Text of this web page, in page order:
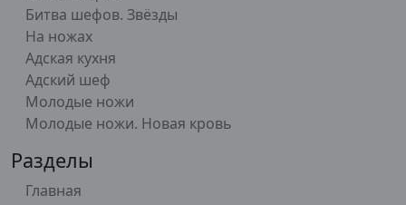
Битва шефов. Звёзды
На ножах
Адская кухня
Адский шеф
Молодые ножи
Молодые ножи. Новая кровь
Разделы
Главная